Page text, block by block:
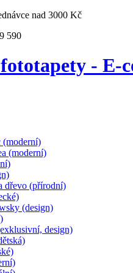
nad 3000 Kč
590
- E-
(moderní)
(moderní)
dřevo (přírodní)
(design)
design)